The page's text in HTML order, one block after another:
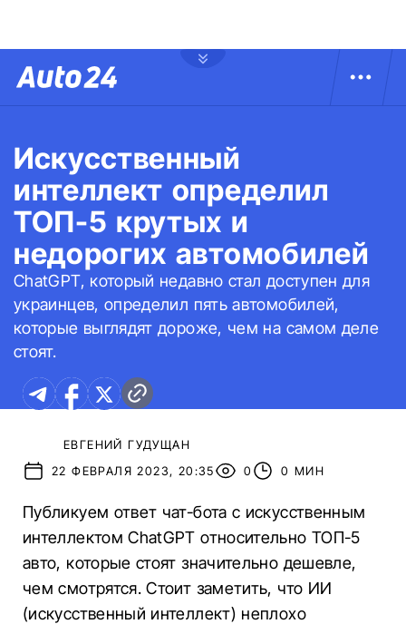
Искусственный
интеллект определил
ТОП-5 крутых и
недорогих автомобилей
ChatGPT, который недавно стал доступен для
украинцев, определил пять автомобилей,
которые выглядят дороже, чем на самом деле
стоят.
ЕВГЕНИЙ ГУДУЩАН
22 ФЕВРАЛЯ 2023, 20:35
0 0 МИН
Публикуем ответ чат-бота с искусственным
интеллектом ChatGPT относительно ТОП-5
авто, которые стоят значительно дешевле,
чем смотрятся. Стоит заметить, что ИИ
(искусственный интеллект) неплохо